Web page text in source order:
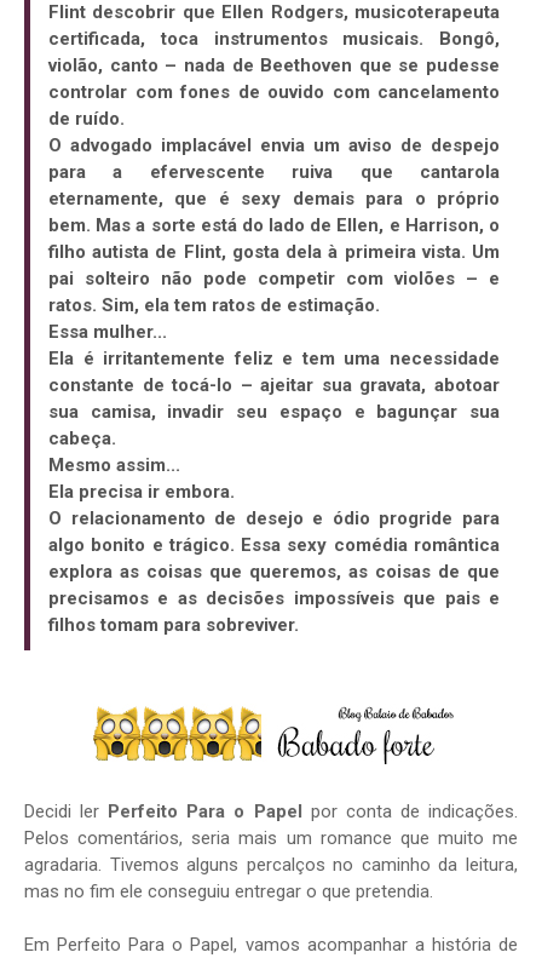
Flint descobrir que Ellen Rodgers, musicoterapeuta
certificada, toca instrumentos musicais. Bongô,
violão, canto – nada de Beethoven que se pudesse
controlar com fones de ouvido com cancelamento
de ruído.
O advogado implacável envia um aviso de despejo
para a efervescente ruiva que cantarola
eternamente, que é sexy demais para o próprio
bem. Mas a sorte está do lado de Ellen, e Harrison, o
filho autista de Flint, gosta dela à primeira vista. Um
pai solteiro não pode competir com violões – e
ratos. Sim, ela tem ratos de estimação.
Essa mulher...
Ela é irritantemente feliz e tem uma necessidade
constante de tocá-lo – ajeitar sua gravata, abotoar
sua camisa, invadir seu espaço e bagunçar sua
cabeça.
Mesmo assim...
Ela precisa ir embora.
O relacionamento de desejo e ódio progride para
algo bonito e trágico. Essa sexy comédia romântica
explora as coisas que queremos, as coisas de que
precisamos e as decisões impossíveis que pais e
filhos tomam para sobreviver.
Decidi ler Perfeito Para o Papel
por conta de indicações.
Pelos comentários, seria mais um romance que muito me
agradaria. Tivemos alguns percalços no caminho da leitura,
mas no fim ele conseguiu entregar o que pretendia.
Em Perfeito Para o Papel, vamos acompanhar a história de